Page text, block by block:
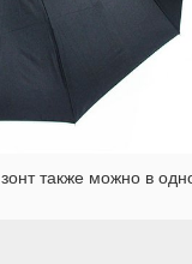
зонт также можно в